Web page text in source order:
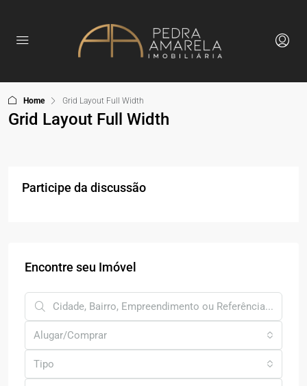
Home Grid Layout Full Width
Grid Layout Full Width
Participe da discussão
Encontre seu Imóvel
Alugar/Comprar
Tipo